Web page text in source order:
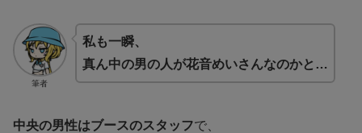
筆者
私も一瞬、
真ん中の男の人が花音めいさんなのかと…
中央の男性はブースのスタッフで、